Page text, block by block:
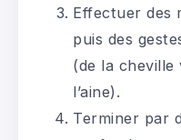
Effectuer des
puis des
(de la cheville
l’aine).
Terminer par